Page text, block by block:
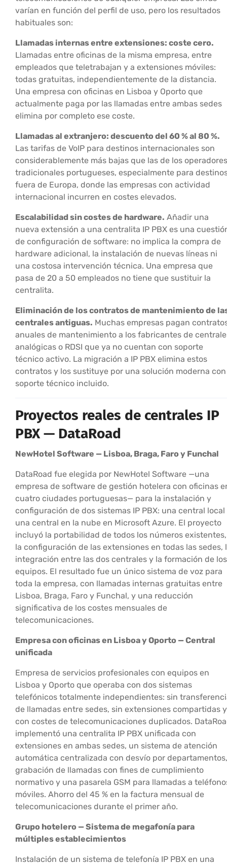
varían en función del perfil de uso, pero los resultados
habituales son:
Llamadas internas entre extensiones: coste cero.
Llamadas entre oficinas de la misma empresa, entre
empleados que teletrabajan y a extensiones móviles:
todas gratuitas, independientemente de la distancia.
Una empresa con oficinas en Lisboa y Oporto que
actualmente paga por las llamadas entre ambas sedes
elimina por completo ese coste.
Llamadas al extranjero: descuento del 60 % al 80 %.
Las tarifas de VoIP para destinos internacionales son
considerablemente más bajas que las de los operadores
tradicionales portugueses, especialmente para
fuera de Europa, donde las empresas con actividad
internacional incurren en costes elevados.
Escalabilidad sin costes de hardware. Añadir una
nueva extensión a una centralita IP PBX es una
de configuración de software: no implica la compra de
hardware adicional, la instalación de nuevas líneas ni
una costosa intervención técnica. Una empresa que
pasa de 20 a 50 empleados no tiene que sustituir la
centralita.
Eliminación de los contratos de mantenimiento de
centrales antiguas. Muchas empresas pagan
anuales de mantenimiento a los fabricantes de
analógicas o RDSI que ya no cuentan con soporte
técnico activo. La migración a IP PBX elimina estos
contratos y los sustituye por una solución moderna con
soporte técnico incluido.
Proyectos reales de centrales IP
PBX — DataRoad
NewHotel Software — Lisboa, Braga, Faro y Funchal
DataRoad fue elegida por NewHotel Software —una
empresa de software de gestión hotelera con oficinas
cuatro ciudades portuguesas— para la instalación y
configuración de dos sistemas IP PBX: una central local
una central en la nube en Microsoft Azure. El proyecto
incluyó la portabilidad de todos los números existentes,
la configuración de las extensiones en todas las sedes,
integración entre las dos centrales y la formación de los
equipos. El resultado fue un único sistema de voz para
toda la empresa, con llamadas internas gratuitas entre
Lisboa, Braga, Faro y Funchal, y una reducción
significativa de los costes mensuales de
telecomunicaciones.
Empresa con oficinas en Lisboa y Oporto — Central
unificada
Empresa de servicios profesionales con equipos en
Lisboa y Oporto que operaba con dos sistemas
telefónicos totalmente independientes: sin
de llamadas entre sedes, sin extensiones compartidas y
con costes de telecomunicaciones duplicados.
implementó una centralita IP PBX unificada con
extensiones en ambas sedes, un sistema de atención
automática centralizada con desvío por departamentos,
grabación de llamadas con fines de cumplimiento
normativo y una pasarela GSM para llamadas a
móviles. Ahorro del 45 % en la factura mensual de
telecomunicaciones durante el primer año.
Grupo hotelero — Sistema de megafonía para
múltiples establecimientos
Instalación de un sistema de telefonía IP PBX en una